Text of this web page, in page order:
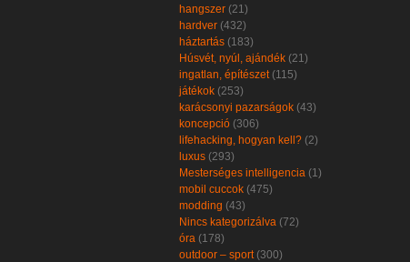
hangszer (21)
hardver (432)
háztartás (183)
Húsvét, nyúl, ajándék (21)
ingatlan, építészet(115)
játékok (253)
karácsonyi pazarságok (43)
koncepció (306)
lifehacking, hogyan kell? (2)
luxus (293)
Mesterséges intelligencia (1)
mobil cuccok (475)
modding (43)
Nincs kategorizálva (72)
óra (178)
outdoor – sport(300)